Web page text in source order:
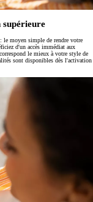
supérieure
le moyen simple de rendre votre
d'un accès immédiat aux
le mieux à votre style de
sont disponibles dès l'activation